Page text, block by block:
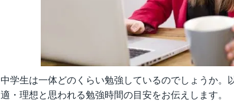
中学生は一体どのくらい勉強しているのでしょうか。
適・理想と思われる勉強時間の目安をお伝えします。